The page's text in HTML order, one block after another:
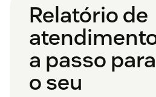
Relatório de
a passo
o seu